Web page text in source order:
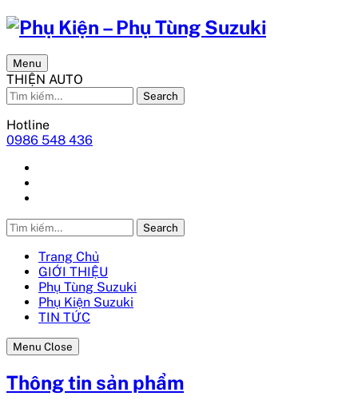
Menu
THIỆN AUTO
Search
Hotline
0986 548 436
Search
Trang Chủ
GIỚI THIỆU
Phụ Tùng Suzuki
Phụ Kiện Suzuki
TIN TỨC
Menu Close
Thông tin sản phẩm